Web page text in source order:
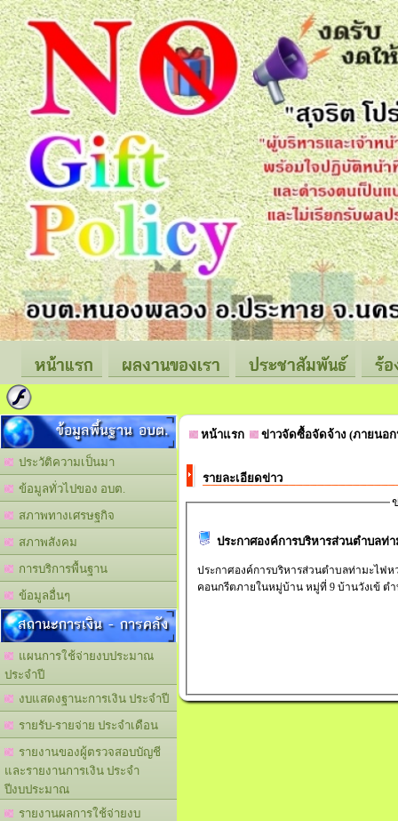
หน้าแรก ผลงานของเรา ประชาสัมพันธ์ ร้
ข้อมูลพื้นฐาน อบต.
ประวัติความเป็นมา
ข้อมูลทั่วไปของ อบต.
สภาพทางเศรษฐกิจ
สภาพสังคม
การบริการพื้นฐาน
ข้อมูลอื่นๆ
สถานะการเงิน - การคลัง
แผนการใช้จ่ายงบประมาณ
ประจำปี
งบแสดงฐานะการเงิน ประจำปี
รายรับ-รายจ่าย ประจำเดือน
รายงานของผู้ตรวจสอบบัญชี
และรายงานการเงิน ประจำ
ปีงบประมาณ
รายงานผลการใช้จ่ายงบ
หน้าแรก ข่าวจัดซื้อจัดจ้าง (ภายนอ
รายละเอียดข่าว
ประกาศองค์การบริหารส่วนตำบลท่
ประกาศองค์การบริหารส่วนตำบลท่ามะไฟห
คอนกรีตภายในหมู่บ้าน หมู่ที่ 9 บ้านวังเข้ ต